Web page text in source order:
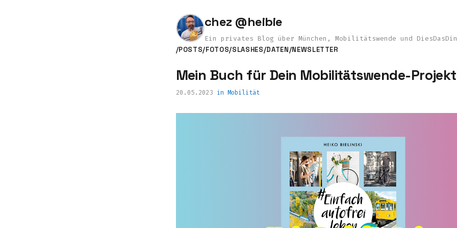
chez @heibie
Ein privates Blog über München, Mobilitätswende und
/POSTS/FOTOS/SLASHES/DATEN/NEWSLETTER
Mein Buch für Dein Mobilitätswende-Projekt
20.05.2023 inMobilität